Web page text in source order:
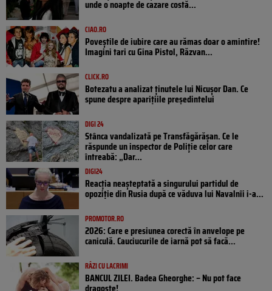
unde o noapte de cazare costă...
CIAO.RO
Poveştile de iubire care au rămas doar o amintire!
Imagini tari cu Gina Pistol, Răzvan...
CLICK.RO
Botezatu a analizat ținutele lui Nicușor Dan. Ce
spune despre aparițiile președintelui
DIGI 24
Stânca vandalizată pe Transfăgărășan. Ce le
răspunde un inspector de Poliție celor care
întreabă: „Dar...
DIGI24
Reacția neașteptată a singurului partidul de
opoziţie din Rusia după ce văduva lui Navalnîi i-a...
PROMOTOR.RO
2026: Care e presiunea corectă în anvelope pe
caniculă. Cauciucurile de iarnă pot să facă...
RÂZI CU LACRIMI
BANCUL ZILEI. Badea Gheorghe: – Nu pot face